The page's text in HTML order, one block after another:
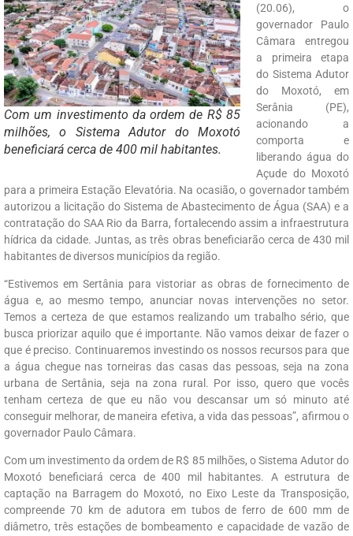
Com um investimento da ordem de R$ 85
milhões, o Sistema Adutor do Moxotó
beneficiará cerca de 400 mil habitantes.
(20.06), o
governador Paulo
Câmara entregou
a primeira etapa
do Sistema Adutor
do Moxotó, em
Serânia (PE),
acionando a
comporta e
liberando água do
Açude do Moxotó
para a primeira Estação Elevatória. Na ocasião, o governador também
autorizou a licitação do Sistema de Abastecimento de Água (SAA) e a
contratação do SAA Rio da Barra, fortalecendo assim a infraestrutura
hídrica da cidade. Juntas, as três obras beneficiarão cerca de 430 mil
habitantes de diversos municípios da região.
“Estivemos em Sertânia para vistoriar as obras de fornecimento de
água e, ao mesmo tempo, anunciar novas intervenções no setor.
Temos a certeza de que estamos realizando um trabalho sério, que
busca priorizar aquilo que é importante. Não vamos deixar de fazer o
que é preciso. Continuaremos investindo os nossos recursos para que
a água chegue nas torneiras das casas das pessoas, seja na zona
urbana de Sertânia, seja na zona rural. Por isso, quero que vocês
tenham certeza de que eu não vou descansar um só minuto até
conseguir melhorar, de maneira efetiva, a vida das pessoas”, afirmou o
governador Paulo Câmara.
Com um investimento da ordem de R$ 85 milhões, o Sistema Adutor do
Moxotó beneficiará cerca de 400 mil habitantes. A estrutura de
captação na Barragem do Moxotó, no Eixo Leste da Transposição,
compreende 70 km de adutora em tubos de ferro de 600 mm de
diâmetro, três estações de bombeamento e capacidade de vazão de